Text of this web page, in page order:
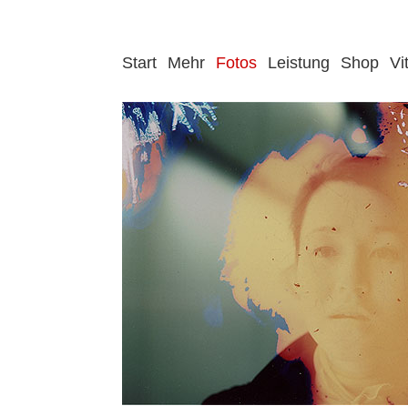
Start Mehr Fotos Leistung Shop